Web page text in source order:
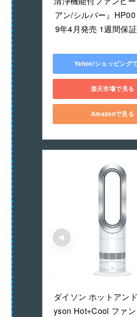
アン/シルバー』
9年4月発売 1週間保証
Yahoo!ショッピング
楽天市場で見る
Amazonで見る
ダイソン ホットアン
yson Hot+Cool ファ